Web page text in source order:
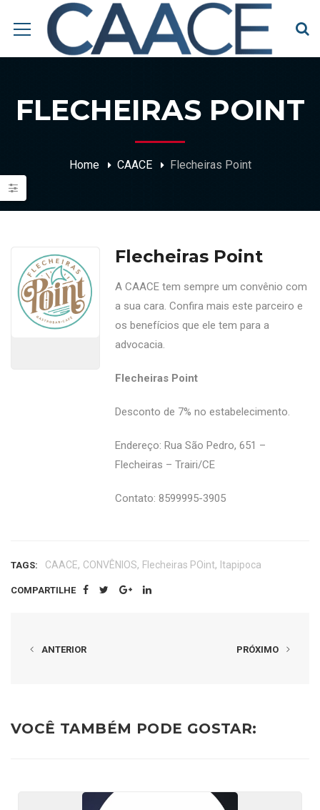
FLECHEIRAS POINT
Home CAACE Flecheiras Point
Flecheiras Point
A CAACE tem sempre um convênio com
a sua cara. Confira mais este parceiro e
os benefícios que ele tem para a
advocacia.
Flecheiras Point
Desconto de 7% no estabelecimento.
Endereço: Rua São Pedro, 651 –
Flecheiras – Trairi/CE
Contato: 8599995-3905
TAGS: CAACE, CONVÊNIOS, Flecheiras POint, Itapipoca
COMPARTILHE
ANTERIOR PRÓXIMO
VOCÊ TAMBÉM PODE GOSTAR: